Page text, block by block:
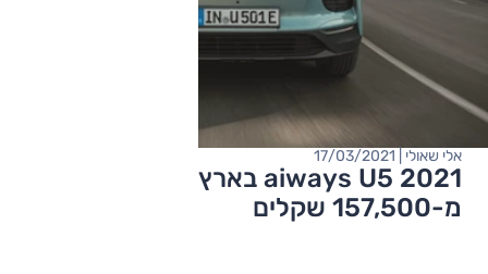
aiways U5 2021 בארץ – החל
מ-157,500 שקלים
אלי שאולי | 17/03/2021